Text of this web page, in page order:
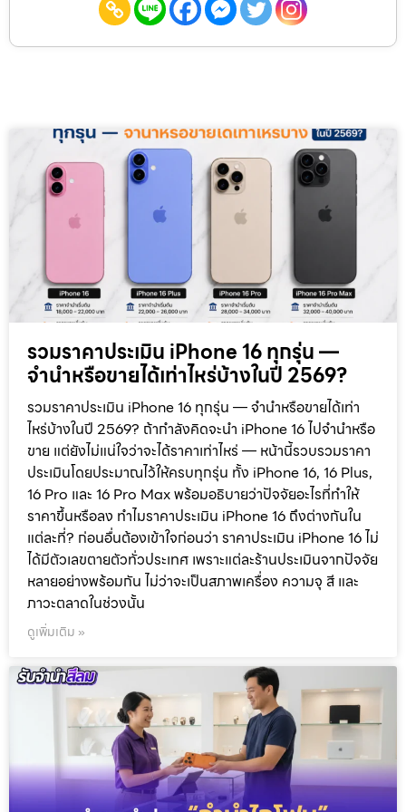
รวมราคาประเมิน iPhone 16 ทุกรุ่น —
จำนำหรือขายได้เท่าไหร่บ้างในปี 2569?
รวมราคาประเมิน iPhone 16 ทุกรุ่น — จำนำหรือขายได้เท่า
ไหร่บ้างในปี 2569? ถ้ากำลังคิดจะนำ iPhone 16 ไปจำนำหรือ
ขาย แต่ยังไม่แน่ใจว่าจะได้ราคาเท่าไหร่ — หน้านี้รวบรวมราคา
ประเมินโดยประมาณไว้ให้ครบทุกรุ่น ทั้ง iPhone 16, 16 Plus,
16 Pro และ 16 Pro Max พร้อมอธิบายว่าปัจจัยอะไรที่ทำให้
ราคาขึ้นหรือลง ทำไมราคาประเมิน iPhone 16 ถึงต่างกันใน
แต่ละที่? ก่อนอื่นต้องเข้าใจก่อนว่า ราคาประเมิน iPhone 16 ไม่
ได้มีตัวเลขตายตัวทั่วประเทศ เพราะแต่ละร้านประเมินจากปัจจัย
หลายอย่างพร้อมกัน ไม่ว่าจะเป็นสภาพเครื่อง ความจุ สี และ
ภาวะตลาดในช่วงนั้น
ดูเพิ่มเติม »